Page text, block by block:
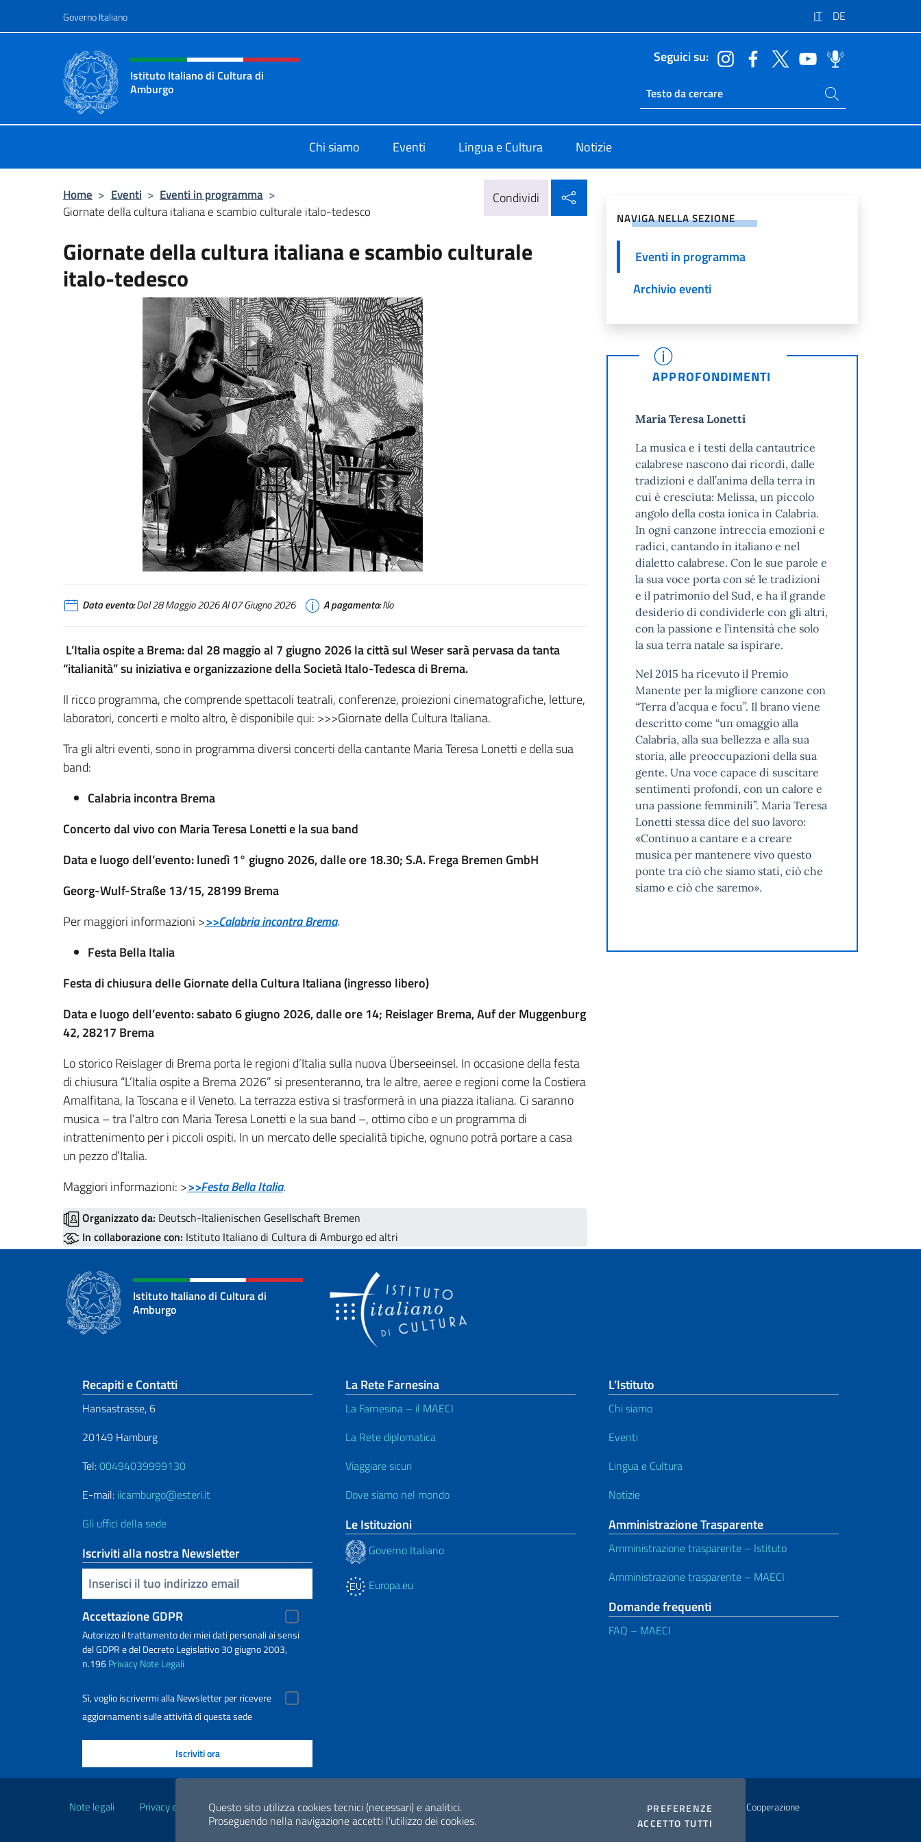
Questo sito utilizza cookies tecnici (necessari) e analitici.
Proseguendo nella navigazione accetti l'utilizzo dei cookies.
PREFERENZE COOKIES
ACCETTO TUTTI
Governo Italiano IT DE
Intestazione sito, social e menù
Istituto Italiano di Cultura di
Amburgo
Seguici su:
Ricerca sito live
Cerca nel sito
Chi siamo Eventi Lingua e Cultura Notizie
Home > Eventi > Eventi in programma >
Giornate della cultura italiana e scambio culturale italo-tedesco
Condividi
Giornate della cultura italiana e scambio culturale
italo-tedesco
Data evento:Dal 28 Maggio 2026 Al 07 Giugno 2026 A pagamento:No
L’Italia ospite a Brema: dal 28 maggio al 7 giugno 2026 la città sul Weser sarà pervasa da tanta
“italianità” su iniziativa e organizzazione della Società Italo-Tedesca di Brema.
Il ricco programma, che comprende spettacoli teatrali, conferenze, proiezioni cinematografiche, letture,
laboratori, concerti e molto altro, è disponibile qui: >>>Giornate della Cultura Italiana.
Tra gli altri eventi, sono in programma diversi concerti della cantante Maria Teresa Lonetti e della sua
band:
Calabria incontra Brema
Concerto dal vivo con Maria Teresa Lonetti e la sua band
Data e luogo dell’evento: lunedì 1° giugno 2026, dalle ore 18.30; S.A. Frega Bremen GmbH
Georg-Wulf-Straße 13/15, 28199 Brema
Per maggiori informazioni >>>Calabria incontra Brema.
Festa Bella Italia
Festa di chiusura delle Giornate della Cultura Italiana (ingresso libero)
Data e luogo dell’evento: sabato 6 giugno 2026, dalle ore 14; Reislager Brema, Auf der Muggenburg
42, 28217 Brema
Lo storico Reislager di Brema porta le regioni d’Italia sulla nuova Überseeinsel. In occasione della festa
di chiusura “L’Italia ospite a Brema 2026” si presenteranno, tra le altre, aeree e regioni come la Costiera
Amalfitana, la Toscana e il Veneto. La terrazza estiva si trasformerà in una piazza italiana. Ci saranno
musica – tra l’altro con Maria Teresa Lonetti e la sua band –, ottimo cibo e un programma di
intrattenimento per i piccoli ospiti. In un mercato delle specialità tipiche, ognuno potrà portare a casa
un pezzo d’Italia.
Maggiori informazioni: >>>Festa Bella Italia.
Organizzato da: Deutsch-Italienischen Gesellschaft Bremen
In collaborazione con: Istituto Italiano di Cultura di Amburgo ed altri
NAVIGA NELLA SEZIONE
Eventi in programma
Archivio eventi
APPROFONDIMENTI
Maria Teresa Lonetti
La musica e i testi della cantautrice
calabrese nascono dai ricordi, dalle
tradizioni e dall’anima della terra in
cui è cresciuta: Melissa, un piccolo
angolo della costa ionica in Calabria.
In ogni canzone intreccia emozioni e
radici, cantando in italiano e nel
dialetto calabrese. Con le sue parole e
la sua voce porta con sé le tradizioni
e il patrimonio del Sud, e ha il grande
desiderio di condividerle con gli altri,
con la passione e l’intensità che solo
la sua terra natale sa ispirare.
Nel 2015 ha ricevuto il Premio
Manente per la migliore canzone con
“Terra d’acqua e focu”. Il brano viene
descritto come “un omaggio alla
Calabria, alla sua bellezza e alla sua
storia, alle preoccupazioni della sua
gente. Una voce capace di suscitare
sentimenti profondi, con un calore e
una passione femminili”. Maria Teresa
Lonetti stessa dice del suo lavoro:
«Continuo a cantare e a creare
musica per mantenere vivo questo
ponte tra ciò che siamo stati, ciò che
siamo e ciò che saremo».
Istituto Italiano di Cultura di
Amburgo
Sezione footer
Recapiti e Contatti
Hansastrasse, 6
20149 Hamburg
Tel:00494039999130
E-mail: iicamburgo@esteri.it
Gli uffici della sede
Iscriviti alla nostra Newsletter
Inserisci la tua email
Accettazione GDPR
Autorizzo il trattamento dei miei dati personali ai sensi
del GDPR e del Decreto Legislativo 30 giugno 2003,
n.196PrivacyNote Legali
Sì, voglio iscrivermi alla Newsletter per ricevere
aggiornamenti sulle attività di questa sede
La Rete Farnesina
La Farnesina – il MAECI
La Rete diplomatica
Viaggiare sicuri
Dove siamo nel mondo
Le Istituzioni
Governo Italiano
Europa.eu
L’Istituto
Chi siamo
Eventi
Lingua e Cultura
Notizie
Amministrazione Trasparente
Amministrazione trasparente – Istituto
Amministrazione trasparente – MAECI
Domande frequenti
FAQ – MAECI
Note legali Privacy e cookie policy Dichiarazione di accessibilità
2026 Copyright Ministero degli Affari Esteri e della Cooperazione